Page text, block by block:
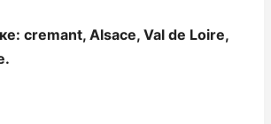
cremant, Alsace, Val de Loire,